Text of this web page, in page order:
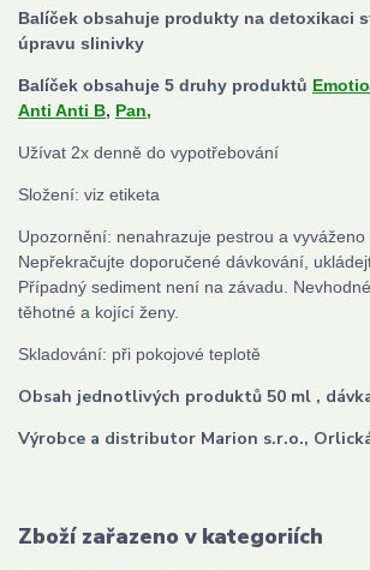
Balíček obsahuje produkty na detoxikaci
úpravu slinivky
Balíček obsahuje 5 druhy produktů
Anti Anti B, Pan,
Užívat 2x denně do vypotřebování
Složení: viz etiketa
Upozornění: nenahrazuje pestrou a vyváženo
Nepřekračujte doporučené dávkování,
Případný sediment není na závadu.
těhotné a kojící ženy.
Skladování: při pokojové teplotě
Obsah jednotlivých produktů 50 ml ,
Výrobce a distributor Marion s.r.o.,
Zboží zařazeno v kategoriích